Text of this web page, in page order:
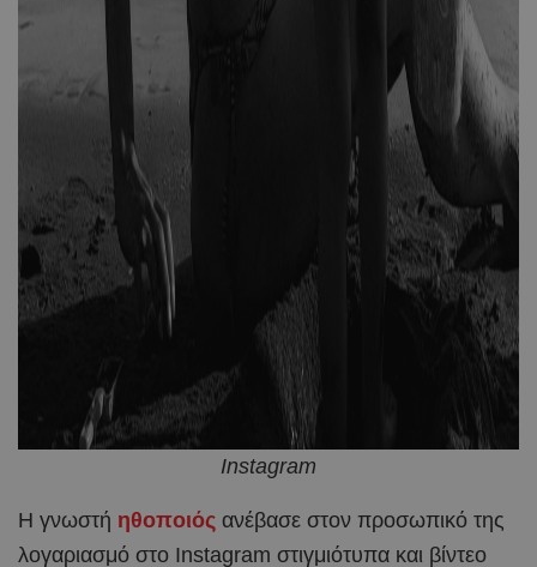
Instagram
Η γνωστή ηθοποιός ανέβασε στον προσωπικό της
λογαριασμό στο Instagram στιγμιότυπα και βίντεο